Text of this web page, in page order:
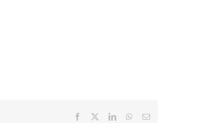
Facebook LinkedInWhatsApp
Email